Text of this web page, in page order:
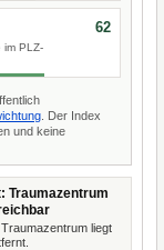
im PLZ-
62
. Der Index
und keine
Traumazentrum
liegt